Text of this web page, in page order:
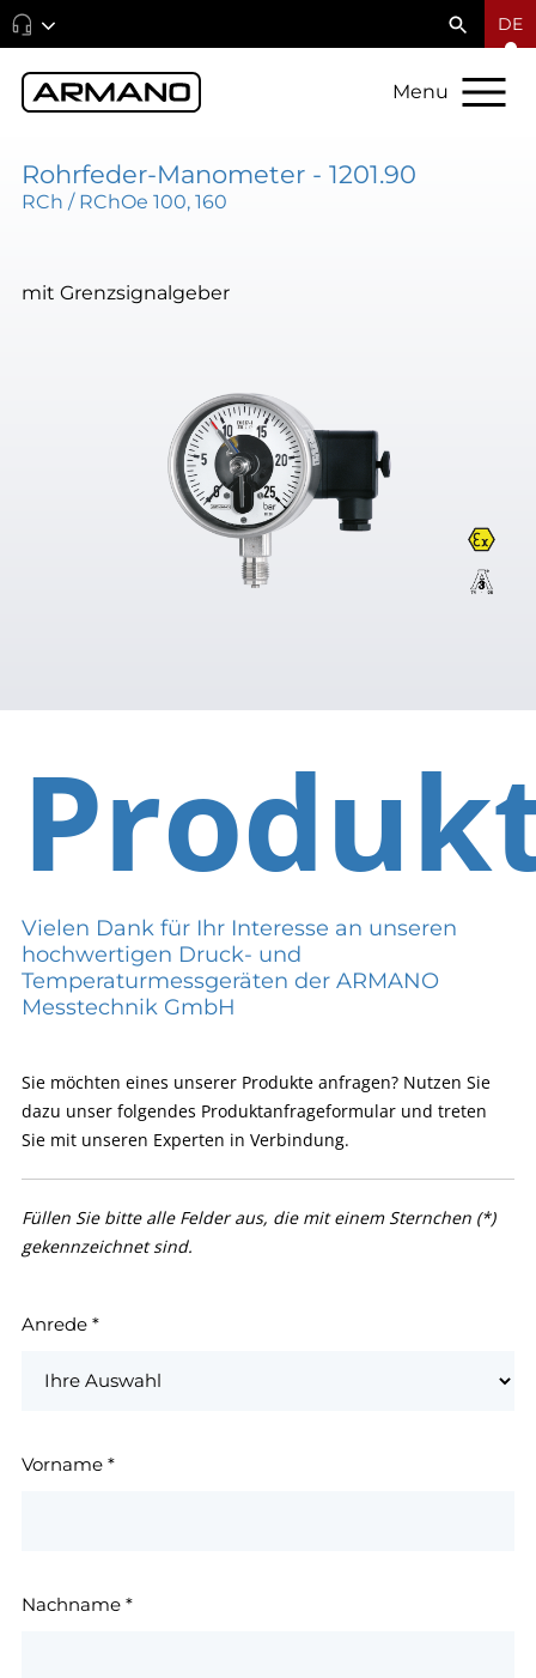
DE
Menu
Rohrfeder-Manometer - 1201.90
RCh / RChOe 100, 160
mit Grenzsignalgeber
Vielen Dank für Ihr Interesse an unseren
hochwertigen Druck- und
Temperaturmessgeräten der ARMANO
Messtechnik GmbH
Sie möchten eines unserer Produkte anfragen? Nutzen Sie
dazu unser folgendes Produktanfrageformular und treten
Sie mit unseren Experten in Verbindung.
Füllen Sie bitte alle Felder aus, die mit einem Sternchen (*)
gekennzeichnet sind.
Anrede *
Vorname *
Nachname *